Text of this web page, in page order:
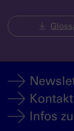
Kontakt
Infos